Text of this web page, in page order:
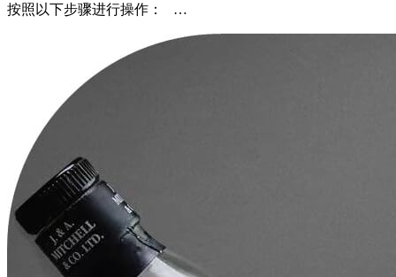
按照以下步骤进行操作： …